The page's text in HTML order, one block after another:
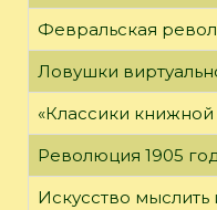
Февральская
Ловушки
«Классики
Революция 1905
Искусство мыслить